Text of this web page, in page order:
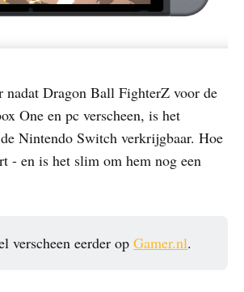
nadat Dragon Ball FighterZ voor de
One en pc verscheen, is het
Nintendo Switch verkrijgbaar. Hoe
- en is het slim om hem nog een
verscheen eerder opGamer.nl.